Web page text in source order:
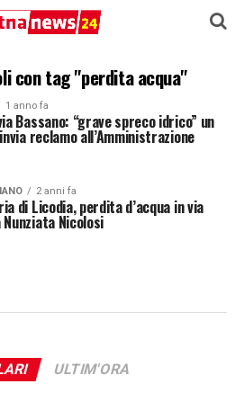
con tag "perdita acqua"
1 anno fa
Bassano: “grave spreco idrico” un
reclamo all’Amministrazione
2 anni fa
di Licodia, perdita d’acqua in via
Nicolosi
ULTIM'ORA